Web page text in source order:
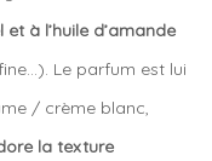
à l’huile d’amande
Le parfum est lui
/ crème blanc,
la texture